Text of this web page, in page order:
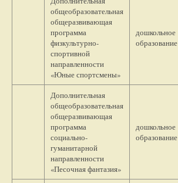
общеобразовательная
общеразвивающая
программа
физкультурно-
спортивной
направленности
«Юные спортсмены»
дошкольное
образование
Дополнительная
общеобразовательная
общеразвивающая
программа
социально-
гуманитарной
направленности
«Песочная фантазия»
дошкольное
образование